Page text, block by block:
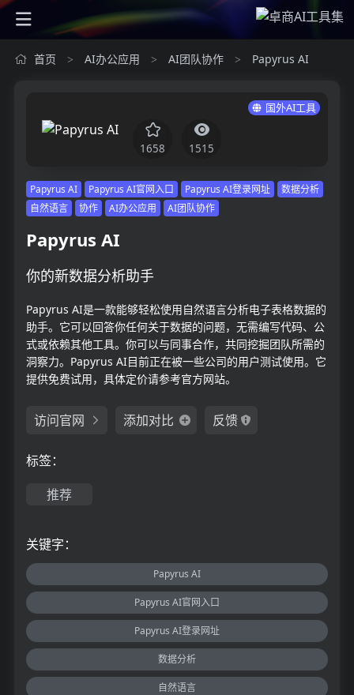
首页 > AI办公应用 > AI团队协作 > Papyrus AI
国外AI工具
1658 1515
Papyrus AI Papyrus AI官网入口 Papyrus AI登录网址
数据分析
自然语言
协作 AI办公应用 AI团队协作
Papyrus AI
你的新数据分析助手
Papyrus AI是一款能够轻松使用自然语言分析电子表格数据的
助手。它可以回答你任何关于数据的问题，无需编写代码、公
式或依赖其他工具。你可以与同事合作，共同挖掘团队所需的
洞察力。Papyrus AI目前正在被一些公司的用户测试使用。它
提供免费试用，具体定价请参考官方网站。
访问官网 添加对比 反馈
标签：
推荐
关键字：
Papyrus AI
Papyrus AI官网入口
Papyrus AI登录网址
数据分析
自然语言